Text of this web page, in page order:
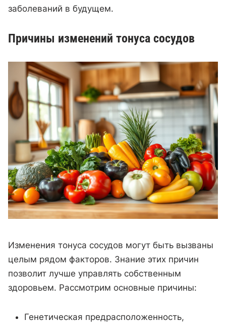
заболеваний в будущем.
Причины изменений тонуса сосудов
Изменения тонуса сосудов могут быть вызваны
целым рядом факторов. Знание этих причин
позволит лучше управлять собственным
здоровьем. Рассмотрим основные причины:
Генетическая предрасположенность,